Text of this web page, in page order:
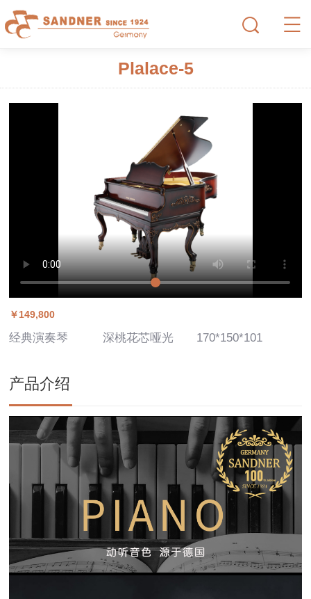
Plalace-5
￥149,800
经典演奏琴 深桃花芯哑光 170*150*101
产品介绍